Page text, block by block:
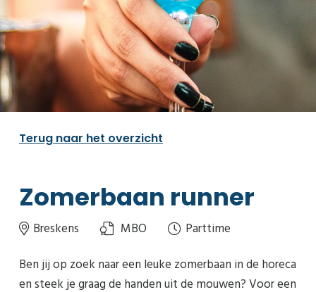
Terug naar het overzicht
Zomerbaan runner
Breskens MBO
Parttime
Ben jij op zoek naar een leuke zomerbaan in de horeca
en steek je graag de handen uit de mouwen? Voor een